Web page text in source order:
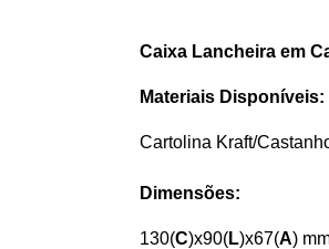
Caixa Lancheira em
Materiais Disponíveis:
Cartolina Kraft/
Dimensões:
130(C)x90(L)x67(A)